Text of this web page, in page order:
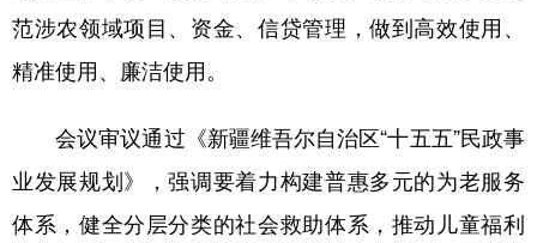
范涉农领域项目、资金、信贷管理，做到高效使用、
精准使用、廉洁使用。
会议审议通过《新疆维吾尔自治区“十五五”民政事
业发展规划》，强调要着力构建普惠多元的为老服务
体系，健全分层分类的社会救助体系，推动儿童福利